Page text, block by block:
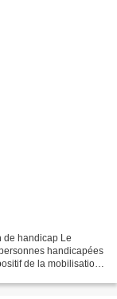
de handicap Le
handicapées
de la mobilisation